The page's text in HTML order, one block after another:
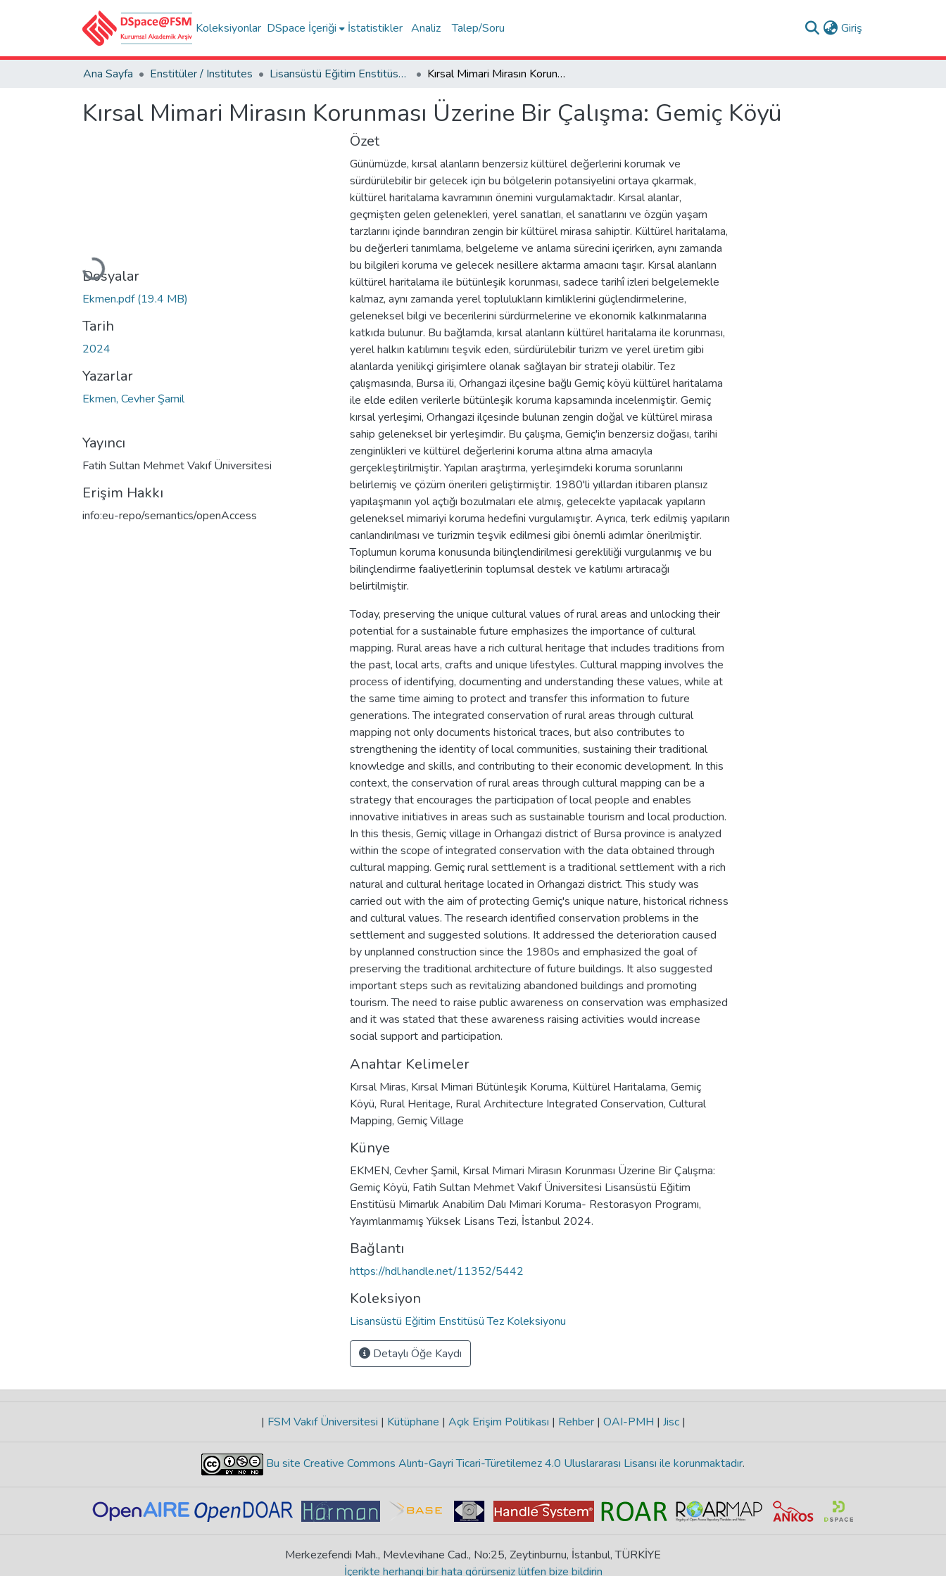
Koleksiyonlar DSpace İçeriği İstatistikler Analiz Talep/Soru Giriş
Ana Sayfa Enstitüler / Institutes Lisansüstü Eğitim Enstitüsü Tez Koleksiyonu Kırsal Mimari Mirasın Korunması Üzerine Bir Çalışma: Gemiç Köyü
Kırsal Mimari Mirasın Korunması Üzerine Bir Çalışma: Gemiç Köyü
Yükleniyor...
Dosyalar
Ekmen.pdf(19.4 MB)
Tarih
2024
Yazarlar
Ekmen, Cevher Şamil
Yayıncı
Fatih Sultan Mehmet Vakıf Üniversitesi
Erişim Hakkı
info:eu-repo/semantics/openAccess
Özet
Günümüzde, kırsal alanların benzersiz kültürel değerlerini korumak ve
sürdürülebilir bir gelecek için bu bölgelerin potansiyelini ortaya çıkarmak,
kültürel haritalama kavramının önemini vurgulamaktadır. Kırsal alanlar,
geçmişten gelen gelenekleri, yerel sanatları, el sanatlarını ve özgün yaşam
tarzlarını içinde barındıran zengin bir kültürel mirasa sahiptir. Kültürel haritalama,
bu değerleri tanımlama, belgeleme ve anlama sürecini içerirken, aynı zamanda
bu bilgileri koruma ve gelecek nesillere aktarma amacını taşır. Kırsal alanların
kültürel haritalama ile bütünleşik korunması, sadece tarihî izleri belgelemekle
kalmaz, aynı zamanda yerel toplulukların kimliklerini güçlendirmelerine,
geleneksel bilgi ve becerilerini sürdürmelerine ve ekonomik kalkınmalarına
katkıda bulunur. Bu bağlamda, kırsal alanların kültürel haritalama ile korunması,
yerel halkın katılımını teşvik eden, sürdürülebilir turizm ve yerel üretim gibi
alanlarda yenilikçi girişimlere olanak sağlayan bir strateji olabilir. Tez
çalışmasında, Bursa ili, Orhangazi ilçesine bağlı Gemiç köyü kültürel haritalama
ile elde edilen verilerle bütünleşik koruma kapsamında incelenmiştir. Gemiç
kırsal yerleşimi, Orhangazi ilçesinde bulunan zengin doğal ve kültürel mirasa
sahip geleneksel bir yerleşimdir. Bu çalışma, Gemiç'in benzersiz doğası, tarihi
zenginlikleri ve kültürel değerlerini koruma altına alma amacıyla
gerçekleştirilmiştir. Yapılan araştırma, yerleşimdeki koruma sorunlarını
belirlemiş ve çözüm önerileri geliştirmiştir. 1980'li yıllardan itibaren plansız
yapılaşmanın yol açtığı bozulmaları ele almış, gelecekte yapılacak yapıların
geleneksel mimariyi koruma hedefini vurgulamıştır. Ayrıca, terk edilmiş yapıların
canlandırılması ve turizmin teşvik edilmesi gibi önemli adımlar önerilmiştir.
Toplumun koruma konusunda bilinçlendirilmesi gerekliliği vurgulanmış ve bu
bilinçlendirme faaliyetlerinin toplumsal destek ve katılımı artıracağı
belirtilmiştir.
Today, preserving the unique cultural values of rural areas and unlocking their
potential for a sustainable future emphasizes the importance of cultural
mapping. Rural areas have a rich cultural heritage that includes traditions from
the past, local arts, crafts and unique lifestyles. Cultural mapping involves the
process of identifying, documenting and understanding these values, while at
the same time aiming to protect and transfer this information to future
generations. The integrated conservation of rural areas through cultural
mapping not only documents historical traces, but also contributes to
strengthening the identity of local communities, sustaining their traditional
knowledge and skills, and contributing to their economic development. In this
context, the conservation of rural areas through cultural mapping can be a
strategy that encourages the participation of local people and enables
innovative initiatives in areas such as sustainable tourism and local production.
In this thesis, Gemiç village in Orhangazi district of Bursa province is analyzed
within the scope of integrated conservation with the data obtained through
cultural mapping. Gemiç rural settlement is a traditional settlement with a rich
natural and cultural heritage located in Orhangazi district. This study was
carried out with the aim of protecting Gemiç's unique nature, historical richness
and cultural values. The research identified conservation problems in the
settlement and suggested solutions. It addressed the deterioration caused
by unplanned construction since the 1980s and emphasized the goal of
preserving the traditional architecture of future buildings. It also suggested
important steps such as revitalizing abandoned buildings and promoting
tourism. The need to raise public awareness on conservation was emphasized
and it was stated that these awareness raising activities would increase
social support and participation.
Anahtar Kelimeler
Kırsal Miras, Kırsal Mimari Bütünleşik Koruma, Kültürel Haritalama, Gemiç
Köyü, Rural Heritage, Rural Architecture Integrated Conservation, Cultural
Mapping, Gemiç Village
Künye
EKMEN, Cevher Şamil, Kırsal Mimari Mirasın Korunması Üzerine Bir Çalışma:
Gemiç Köyü, Fatih Sultan Mehmet Vakıf Üniversitesi Lisansüstü Eğitim
Enstitüsü Mimarlık Anabilim Dalı Mimari Koruma- Restorasyon Programı,
Yayımlanmamış Yüksek Lisans Tezi, İstanbul 2024.
Bağlantı
https://hdl.handle.net/11352/5442
Koleksiyon
Lisansüstü Eğitim Enstitüsü Tez Koleksiyonu
Detaylı Öğe Kaydı
| FSM Vakıf Üniversitesi | Kütüphane | Açık Erişim Politikası | Rehber | OAI-PMH | Jisc |
Bu site Creative Commons Alıntı-Gayri Ticari-Türetilemez 4.0 Uluslararası Lisansı ile korunmaktadır.
Merkezefendi Mah., Mevlevihane Cad., No:25, Zeytinburnu, İstanbul, TÜRKİYE
İçerikte herhangi bir hata görürseniz lütfen bize bildirin